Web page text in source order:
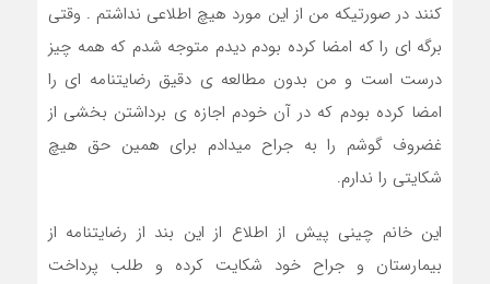
کنند در صورتیکه من از این مورد هیچ اطلاعی نداشتم . وقتی
برگه ای را که امضا کرده بودم دیدم متوجه شدم که همه چیز
درست است و من بدون مطالعه ی دقیق رضایتنامه ای را
امضا کرده بودم که در آن خودم اجازه ی برداشتن بخشی از
غضروف گوشم را به جراح میدادم برای همین حق هیچ
شکایتی را ندارم.
این خانم چینی پیش از اطلاع از این بند از رضایتنامه از
بیمارستان و جراح خود شکایت کرده و طلب پرداخت